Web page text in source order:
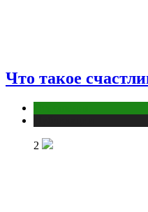
Что такое
2